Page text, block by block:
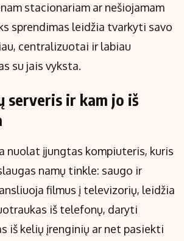
stacionariam ar nešiojamam
sprendimas leidžia tvarkyti savo
centralizuotai ir labiau
su jais vyksta.
serveris ir kam jo iš
nuolat įjungtas kompiuteris, kuris
namų tinkle: saugo ir
filmus į televizorių, leidžia
iš telefonų, daryti
iš kelių įrenginių ar net pasiekti